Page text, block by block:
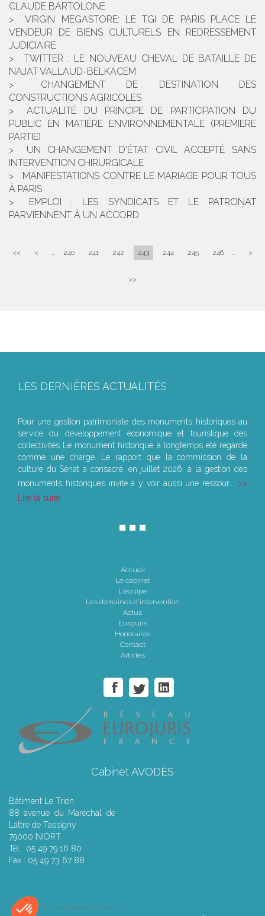
CLAUDE BARTOLONE
VIRGIN MEGASTORE: LE TGI DE PARIS PLACE LE
VENDEUR DE BIENS CULTURELS EN REDRESSEMENT
JUDICIAIRE
TWITTER : LE NOUVEAU CHEVAL DE BATAILLE DE
NAJAT VALLAUD-BELKACEM
CHANGEMENT DE DESTINATION DES
CONSTRUCTIONS AGRICOLES
ACTUALITÉ DU PRINCIPE DE PARTICIPATION DU
PUBLIC EN MATIÈRE ENVIRONNEMENTALE (PREMIERE
PARTIE)
UN CHANGEMENT D'ÉTAT CIVIL ACCEPTÉ SANS
INTERVENTION CHIRURGICALE
MANIFESTATIONS CONTRE LE MARIAGE POUR TOUS
À PARIS
EMPLOI : LES SYNDICATS ET LE PATRONAT
PARVIENNENT À UN ACCORD
<< < ... 240 241 242 243 244 245 246 ... >
>>
LES DERNIÈRES ACTUALITÉS
Pour une gestion patrimoniale des monuments historiques au
service du développement économique et touristique des
collectivités Le monument historique a longtemps été regardé
comme une charge. Le rapport que la commission de la
culture du Sénat a consacré, en juillet 2026, à la gestion des
monuments historiques invite à y voir aussi une ressour...
Lire la suite
Accueil
Le cabinet
L'équipe
Les domaines d'intervention
Actus
Eurojuris
Honoraires
Contact
Articles
Cabinet AVODÈS
Bâtiment Le Trion
88 avenue du Maréchal de
Lattre de Tassigny
79000 NIORT
Tél : 05 49 79 16 80
Fax : 05 49 73 67 88
Septeo Digital & Services © 2016